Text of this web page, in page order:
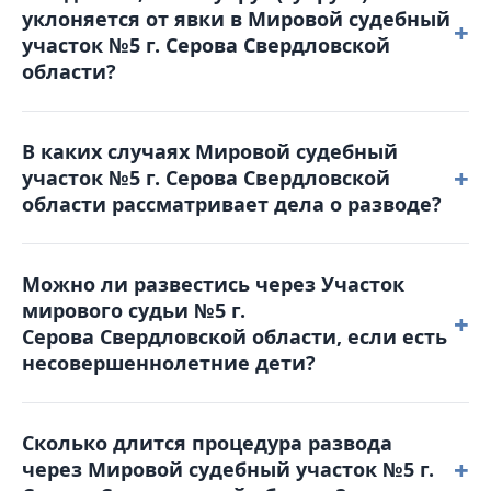
госпошлины, свидетельства о рождении детей
(если они есть), а также соглашение о детях (при
наличии несовершеннолетних детей).
уклоняется от явки в Мировой судебный
участок №5 г. Серова Свердловской
области?
+
отсутствие уклоняющейся стороны. Однако
рекомендуется заранее уведомить суд о причинах
неявки и предоставить соответствующие
доказательства (например, больничный лист).
В каких случаях Мировой судебный
участок №5 г. Серова Свердловской
области рассматривает дела о разводе?
+
Серова Свердловской области принимает
заявления о расторжении брака, когда супруги
пришли к взаимному согласию и у них нет
разногласий по поводу детей. Важно, чтобы не
было спора о том, с кем останутся дети, как будет
организовано общение с ними и их содержание.
Также мировой суд не рассматривает дела, где
Можно ли развестись через Участок
мирового судьи №5 г.
Серова Свердловской области, если есть
несовершеннолетние дети?
+
заключили нотариальное соглашение о детях. В
таком документе должно быть четко прописано,
Сколько длится процедура развода
через Мировой судебный участок №5 г.
+